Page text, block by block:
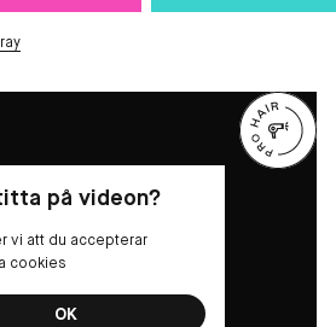
på videon?
vi att du accepterar
cookies
OK